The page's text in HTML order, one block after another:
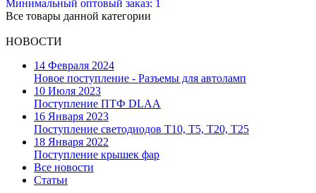
Минимальный оптовый заказ: 1
Все товары данной категории
НОВОСТИ
14 Февраля 2024
Новое поступление - Разъемы для автоламп
10 Июля 2023
Поступление ПТФ DLAA
16 Января 2023
Поступление светодиодов T10, T5, T20, T25
18 Января 2022
Поступление крышек фар
Все новости
Статьи